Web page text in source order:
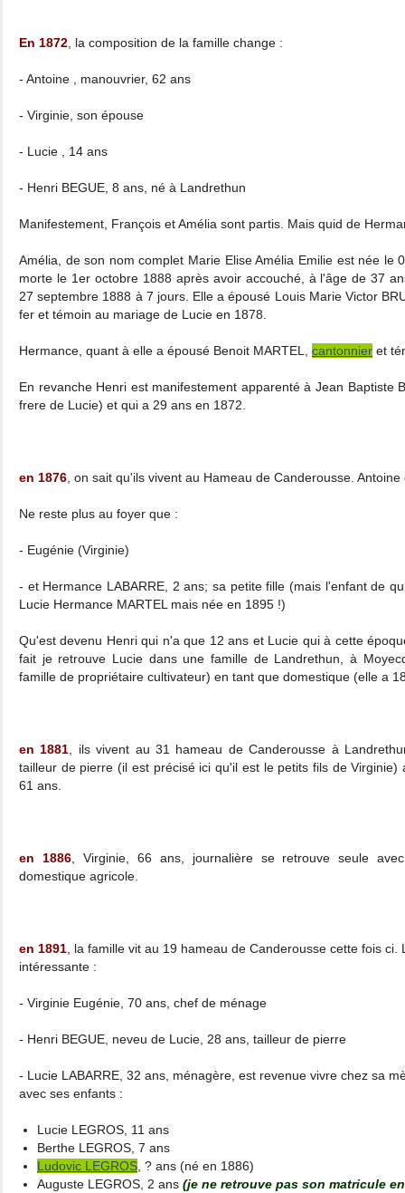
En 1872, la composition de la famille change :
- Antoine , manouvrier, 62 ans
- Virginie, son épouse
- Lucie , 14 ans
- Henri BEGUE, 8 ans, né à Landrethun
Manifestement, François et Amélia sont partis. Mais quid de
Amélia, de son nom complet Marie Elise Amélia Emilie est née le
morte le 1er octobre 1888 après avoir accouché, à l'âge de 37
27 septembre 1888 à 7 jours. Elle a épousé Louis Marie Victor
fer et témoin au mariage de Lucie en 1878.
Hermance, quant à elle a épousé Benoit MARTEL, cantonnier et
En revanche Henri est manifestement apparenté à Jean Baptiste
frere de Lucie) et qui a 29 ans en 1872.
en 1876, on sait qu'ils vivent au Hameau de Canderousse.
Ne reste plus au foyer que :
- Eugénie (Virginie)
- et Hermance LABARRE, 2 ans; sa petite fille (mais l'enfant de
Lucie Hermance MARTEL mais née en 1895 !)
Qu'est devenu Henri qui n'a que 12 ans et Lucie qui à cette
fait je retrouve Lucie dans une famille de Landrethun, à
famille de propriétaire cultivateur) en tant que domestique (elle a
en 1881, ils vivent au 31 hameau de Canderousse à
tailleur de pierre (il est précisé ici qu'il est le petits fils de Virginie)
61 ans.
en 1886, Virginie, 66 ans, journalière se retrouve seule
domestique agricole.
en 1891, la famille vit au 19 hameau de Canderousse cette fois ci.
intéressante :
- Virginie Eugénie, 70 ans, chef de ménage
- Henri BEGUE, neveu de Lucie, 28 ans, tailleur de pierre
- Lucie LABARRE, 32 ans, ménagère, est revenue vivre chez sa
avec ses enfants :
Lucie LEGROS, 11 ans
Berthe LEGROS, 7 ans
Ludovic LEGROS, ? ans (né en 1886)
Auguste LEGROS, 2 ans (je ne retrouve pas son matricule